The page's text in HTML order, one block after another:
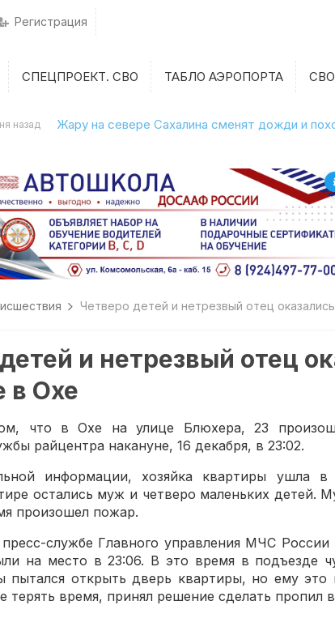
Регистрация
СПЕЦПРОЕКТ. СВО ТАБЛО АЭРОПОРТА
назад Жару на севере Сахалина сменят дожди и
Четверо детей и нетрезвый отец
и нетрезвый отец
в Охе
что в Охе на улице Блюхера, 23
райцентра накануне, 16 декабря, в 23:02.
информации, хозяйка квартиры ушла в
остались муж и четверо маленьких детей.
произошел пожар.
службе Главного управления МЧС России
на место в 23:06. В это время в подъезде
пытался открыть дверь квартиры, но ему это
терять время, принял решение сделать пропил